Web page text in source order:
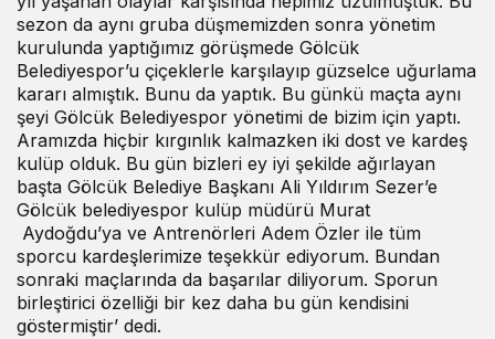
sezon da aynı gruba düşmemizden sonra yönetim
kurulunda yaptığımız görüşmede Gölcük
Belediyespor’u çiçeklerle karşılayıp güzselce uğurlama
kararı almıştık. Bunu da yaptık. Bu günkü maçta aynı
şeyi Gölcük Belediyespor yönetimi de bizim için yaptı.
Aramızda hiçbir kırgınlık kalmazken iki dost ve kardeş
kulüp olduk. Bu gün bizleri ey iyi şekilde ağırlayan
başta Gölcük Belediye Başkanı Ali Yıldırım Sezer’e
Gölcük belediyespor kulüp müdürü Murat
Aydoğdu’ya ve Antrenörleri Adem Özler ile tüm
sporcu kardeşlerimize teşekkür ediyorum. Bundan
sonraki maçlarında da başarılar diliyorum. Sporun
birleştirici özelliği bir kez daha bu gün kendisini
göstermiştir’ dedi.